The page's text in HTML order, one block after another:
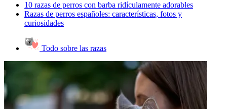
10 razas de perros con barba ridículamente adorables
Razas de perros españoles: características, fotos y
curiosidades
Todo sobre las razas